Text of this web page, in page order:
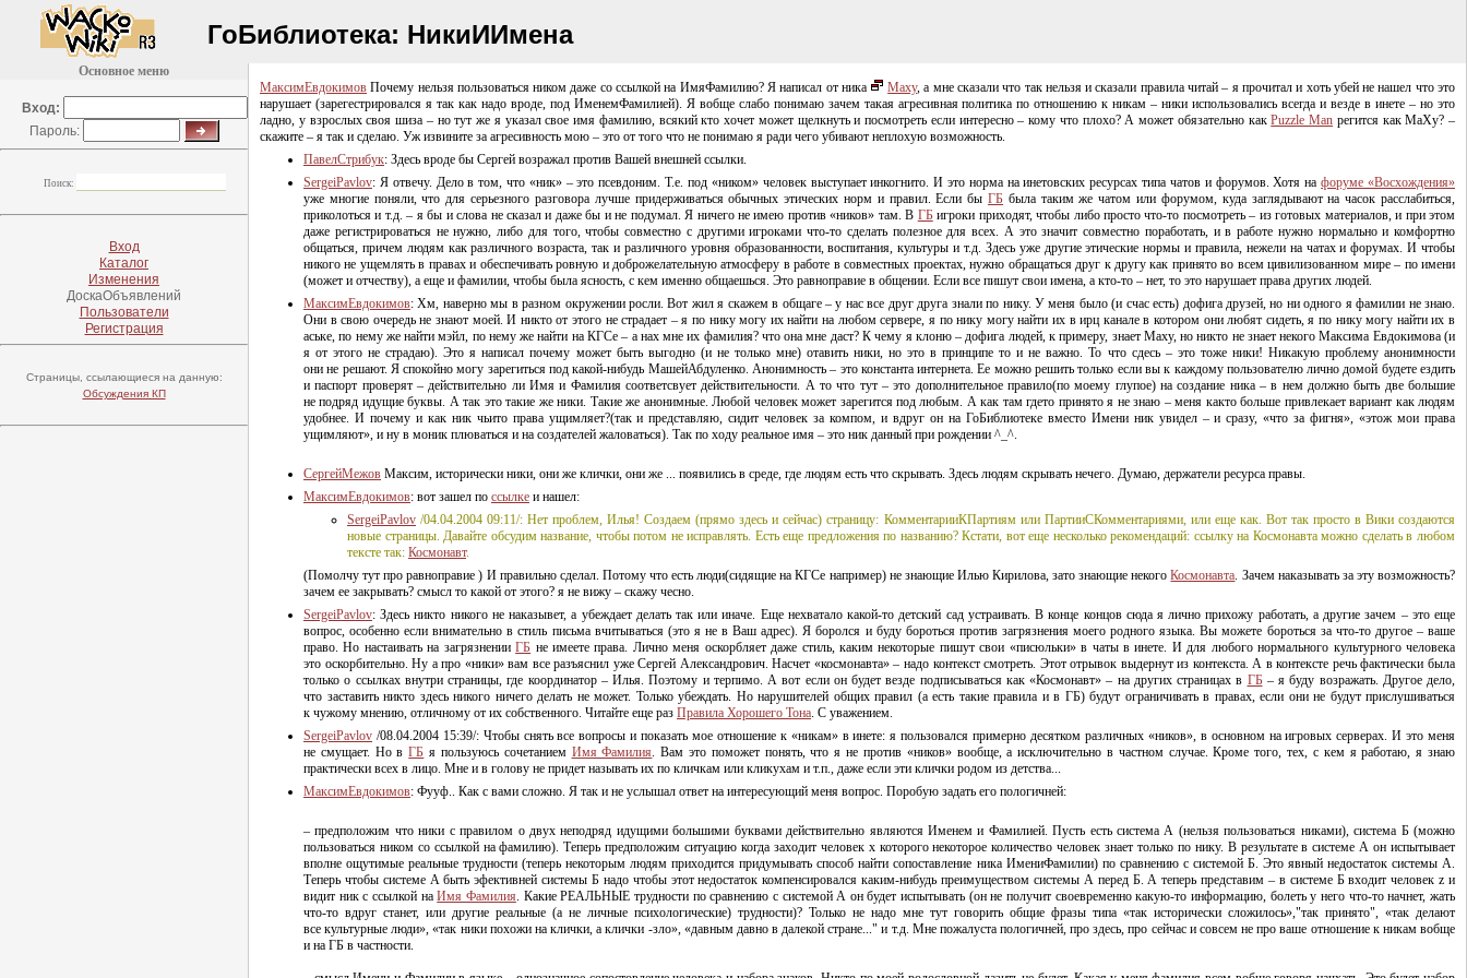
ГоБиблиотека: НикиИИмена
Основное меню
Вход:
Пароль:
Поиск:
Вход
Каталог
Изменения
ДоскаОбъявлений
Пользователи
Регистрация
Страницы, ссылающиеся на данную:
Обсуждения КП
МаксимЕвдокимов Почему нельзя пользоваться ником даже со ссылкой на ИмяФамилию? Я написал от ника Maxy, а мне сказали что так нельзя и сказали правила читай – я прочитал и хоть убей не нашел что это
нарушает (зарегестрировался я так как надо вроде, под ИменемФамилией). Я вобще слабо понимаю зачем такая агресивная политика по отношению к никам – ники использовались всегда и везде в инете – но это
ладно, у взрослых своя шиза – но тут же я указал свое имя фамилию, всякий кто хочет может щелкнуть и посмотреть если интересно – кому что плохо? А может обязательно какPuzzle Man регится как MaXy? –
скажите – я так и сделаю. Уж извините за агресивность мою – это от того что не понимаю я ради чего убивают неплохую возможность.
ПавелСтрибук: Здесь вроде бы Сергей возражал против Вашей внешней ссылки.
SergeiPavlov: Я отвечу. Дело в том, что «ник» – это псевдоним. Т.е. под «ником» человек выступает инкогнито. И это норма на инетовских ресурсах типа чатов и форумов. Хотя нафоруме «Восхождения»
уже многие поняли, что для серьезного разговора лучше придерживаться обычных этических норм и правил. Если быГБ была таким же чатом или форумом, куда заглядывают на часок расслабиться,
приколоться и т.д. – я бы и слова не сказал и даже бы и не подумал. Я ничего не имею против «ников» там. В ГБигроки приходят, чтобы либо просточто-то посмотреть – из готовых материалов, и при этом
даже регистрироваться не нужно, либо для того, чтобы совместно с другими игроками что-то сделать полезное для всех. А это значит совместно поработать, и в работе нужно нормально и комфортно
общаться, причем людям как различного возраста, так и различного уровня образованности, воспитания, культуры и т.д. Здесь уже другие этические нормы и правила, нежели на чатах и форумах. И чтобы
никого не ущемлять в правах и обеспечивать ровную и доброжелательную атмосферу в работе в совместных проектах, нужно обращаться друг к другу как принято во всем цивилизованном мире – по имени
(может и отчеству), а еще и фамилии, чтобы была ясность, с кем именно общаешься. Это равноправие в общении. Если все пишут свои имена, а кто-то – нет, то это нарушает права других людей.
МаксимЕвдокимов: Хм, наверно мы в разном окружении росли. Вот жил я скажем в общаге – у нас все друг друга знали по нику. У меня было (и счас есть) дофига друзей, но ни одного я фамилии не знаю.
Они в свою очередь не знают моей. И никто от этого не страдает – я по нику могу их найти на любом сервере, я по нику могу найти их в ирц канале в котором они любят сидеть, я по нику могу найти их в
аське, по нему же найти мэйл, по нему же найти на КГСе – а нах мне их фамилия? что она мне даст? К чему я клоню – дофига людей, к примеру, знает Maxy, но никто не знает некого Максима Евдокимова (и
я от этого не страдаю). Это я написал почему может быть выгодно (и не только мне) отавить ники, но это в принципе то и не важно. То что сдесь – это тоже ники! Никакую проблему анонимности
они не решают. Я спокойно могу зарегиться подкакой-нибудь МашейАбдуленко. Анонимность – это константа интернета. Ее можно решить только если вы к каждому пользователю лично домой будете ездить
и паспорт проверят – действительно ли Имя и Фамилия соответсвует действительности. А то что тут – это дополнительное правило(по моему глупое) на создание ника – в нем должно быть две большие
не подряд идущие буквы. А так это такие же ники. Такие же анонимные. Любой человек может зарегится под любым. А как там гдето принято я не знаю – меня както больше привлекает вариант как людям
удобнее. И почему и как ник чьито права ущимляет?(так и представляю, сидит человек за компом, и вдруг он на ГоБиблиотеке вместо Имени ник увидел – и сразу, «что за фигня», «этож мои права
ущимляют», и ну в моник плюваться и на создателей жаловаться). Так по ходу реальное имя – это ник данный при рождении ^_^.
СергейМежов Максим, исторически ники, они же клички, они же ... появились в среде, где людям есть что скрывать. Здесь людям скрывать нечего. Думаю, держатели ресурса правы.
МаксимЕвдокимов: вот зашел по ссылке и нашел:
SergeiPavlov /04.04.2004 09:11/: Нет проблем, Илья! Создаем (прямо здесь и сейчас) страницу: КомментарииКПартиям или ПартииСКомментариями, или еще как. Вот так просто в Вики создаются
новые страницы. Давайте обсудим название, чтобы потом не исправлять. Есть еще предложения по названию? Кстати, вот еще несколько рекомендаций: ссылку на Космонавта можно сделать в любом
тексте так: Космонавт.
(Помолчу тут про равноправие ) И правильно сделал. Потому что есть люди(сидящие на КГСе например) не знающие Илью Кирилова, зато знающие некогоКосмонавта. Зачем наказывать за эту возможность?
зачем ее закрывать? смысл то какой от этого? я не вижу – скажу чесно.
SergeiPavlov: Здесь никто никого не наказывет, а убеждает делать так или иначе. Еще нехваталокакой-то детский сад устраивать. В конце концов сюда я лично прихожу работать, а другие зачем – это еще
вопрос, особенно если внимательно в стиль письма вчитываться (это я не в Ваш адрес). Я боролся и буду бороться против загрязнения моего родного языка. Вы можете бороться за что-тодругое – ваше
право. Но настаивать на загрязненииГБ не имеете права. Лично меня оскорбляет даже стиль, каким некоторые пишут свои «писюльки» в чаты в инете. И для любого нормального культурного человека
это оскорбительно. Ну а про «ники» вам все разъяснил уже Сергей Александрович. Насчет «космонавта» – надо контекст смотреть. Этот отрывок выдернут из контекста. А в контексте речь фактически была
только о ссылках внутри страницы, где координатор – Илья. Поэтому и терпимо. А вот если он будет везде подписываться как «Космонавт» – на других страницах в ГБ– я буду возражать. Другое дело,
что заставить никто здесь никого ничего делать не может. Только убеждать. Но нарушителей общих правил (а есть такие правила и в ГБ) будут ограничивать в правах, если они не будут прислушиваться
к чужому мнению, отличному от их собственного. Читайте еще раз Правила Хорошего Тона. С уважением.
SergeiPavlov /08.04.2004 15:39/: Чтобы снять все вопросы и показать мое отношение к «никам» в инете: я пользовался примерно десятком различных «ников», в основном на игровых серверах. И это меня
не смущает. Но вГБ я пользуюсь сочетанием Имя Фамилия. Вам это поможет понять, что я не против «ников» вообще, а исключительно в частном случае. Кроме того, тех, с кем я работаю, я знаю
практически всех в лицо. Мне и в голову не придет называть их по кличкам или кликухам и т.п., даже если эти клички родом из детства...
МаксимЕвдокимов: Фууф.. Как с вами сложно. Я так и не услышал ответ на интересующий меня вопрос. Поробую задать его пологичней:
– предположим что ники с правилом о двух неподряд идущими большими буквами действительно являются Именем и Фамилией. Пусть есть система А (нельзя пользоваться никами), система Б (можно
пользоваться ником со ссылкой на фамилию). Теперь предположим ситуацию когда заходит человек х которого некоторое количество человек знает только по нику. В результате в системе А он испытывает
вполне ощутимые реальные трудности (теперь некоторым людям приходится придумывать способ найти сопоставление ника ИмениФамилии) по сравнению с системой Б. Это явный недостаток системы А.
Теперь чтобы системе А быть эфективней системы Б надо чтобы этот недостаток компенсировалсякаким-нибудь преимуществом системы А перед Б. А теперь представим – в системе Б входит человек z и
видит ник с ссылкой наИмя Фамилия. Какие РЕАЛЬНЫЕ трудности по сравнению с системой А он будет испытывать (он не получит своевременнокакую-то информацию, болеть у него что-тоначнет, жать
что-то вдруг станет, или другие реальные (а не личные психологические) трудности)? Только не надо мне тут говорить общие фразы типа «так исторически сложилось»,"так принято", «так делают
все культурные люди», «так ники похожи на клички, а клички -зло», «давным давно в далекой стране..." и т.д. Мне пожалуста пологичней, про здесь, про сейчас и совсем не про ваше отношение к никам вобще
и на ГБ в частности.